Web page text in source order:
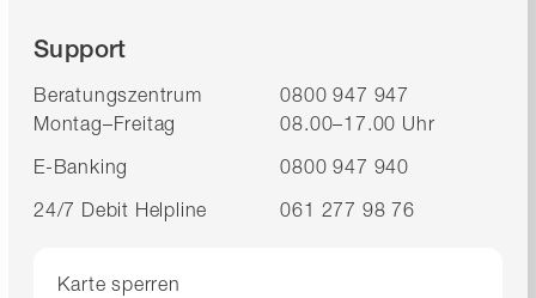
Support
Beratungszentrum
0800 947 947
Montag–Freitag
08.00–17.00 Uhr
E-Banking
0800 947 940
24/7 Debit Helpline
061 277 98 76
Karte sperren